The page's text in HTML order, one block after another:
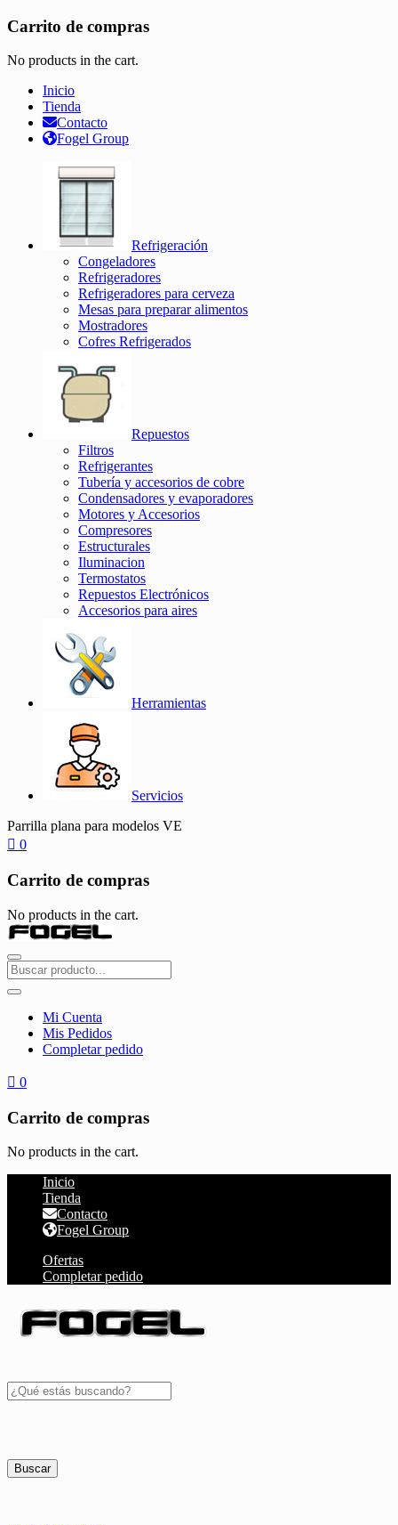
Carrito de compras
No products in the cart.
Inicio
Tienda
Contacto
Fogel Group
Refrigeración
Congeladores
Refrigeradores
Refrigeradores para cerveza
Mesas para preparar alimentos
Mostradores
Cofres Refrigerados
Repuestos
Filtros
Refrigerantes
Tubería y accesorios de cobre
Condensadores y evaporadores
Motores y Accesorios
Compresores
Estructurales
Iluminacion
Termostatos
Repuestos Electrónicos
Accesorios para aires
Herramientas
Servicios
Parrilla plana para modelos VE
0
Carrito de compras
No products in the cart.
Mi Cuenta
Mis Pedidos
Completar pedido
0
Carrito de compras
No products in the cart.
Inicio
Tienda
Contacto
Fogel Group
Ofertas
Completar pedido
Buscar